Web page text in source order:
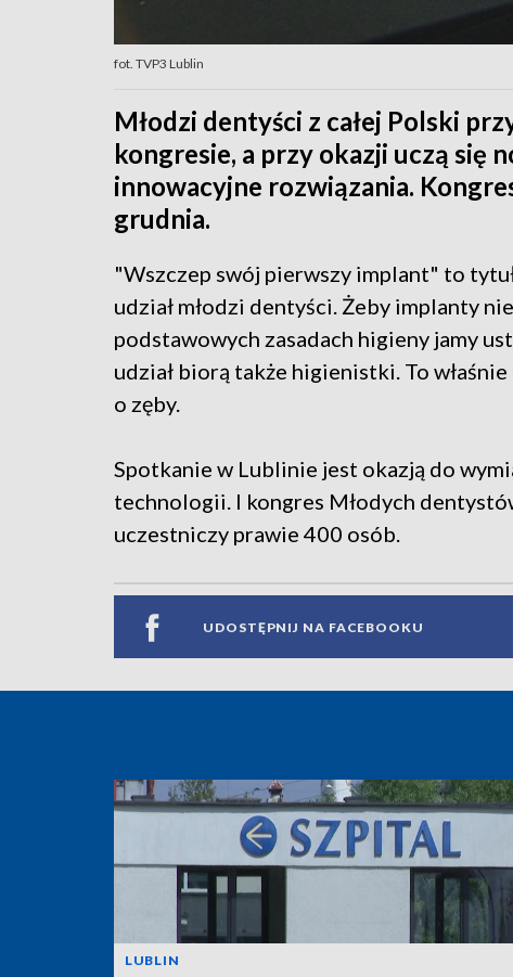
fot. TVP3 Lublin
Młodzi dentyści z całej Polski
kongresie, a przy okazji uczą się
innowacyjne rozwiązania.
grudnia.
"Wszczep swój pierwszy implant" to
udział młodzi dentyści. Żeby implanty
podstawowych zasadach higieny jamy
udział biorą także higienistki. To
o zęby.
Spotkanie w Lublinie jest okazją do
technologii. I kongres Młodych
uczestniczy prawie 400 osób.
UDOSTĘPNIJ NA FACEBOOKU
LUBLIN